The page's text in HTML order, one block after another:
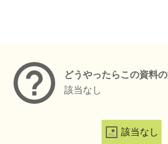
どうやったらこの資料
該当なし
該当なし